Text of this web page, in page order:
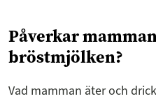
Påverkar
bröstmjölken?
Vad mamman äter och